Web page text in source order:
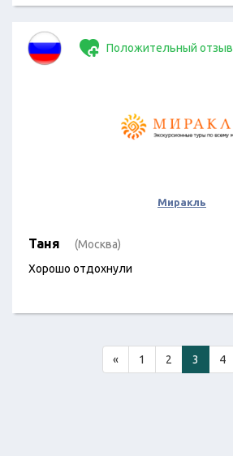
Положительный отзыв
Миракль
Таня (Москва)
Хорошо отдохнули
« 1 2 3 4